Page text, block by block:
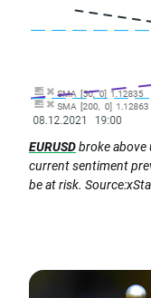
EURUSDbroke
current sentiment
be at risk.